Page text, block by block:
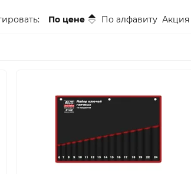
По цене По алфавиту Акция